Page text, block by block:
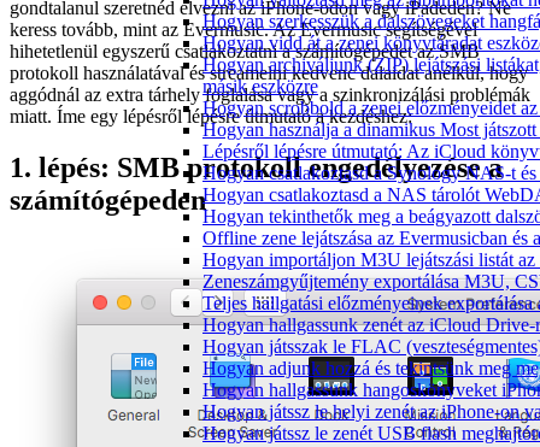
Hogyan szerkesszük a dalszövegeket
Hogyan vidd át a zenei könyvtáradat
Hogyan archiváljunk (ZIP) lejátszási
másik eszközre
Hogyan scrobbold a zenei előzményeidet
Hogyan használja a dinamikus Most
Lépésről lépésre útmutató: Az iCloud
Hogyan csatlakoztasd a Synology NAS-t
Hogyan csatlakoztasd a NAS tárolót
Hogyan tekinthetők meg a beágyazott
Offline zene lejátszása az Evermusicban
Hogyan importáljon M3U lejátszási listát az
Zeneszámgyűjtemény exportálása M3U,
Teljes hallgatási előzményeinek
Hogyan hallgassunk zenét az iCloud
Hogyan játsszak le FLAC
Hogyan adjunk hozzá és tekintsünk meg
Hogyan hallgassunk hangoskönyveket
Hogyan játssz le helyi zenét az iPhone-on
Hogyan játssz le zenét USB flash
gondtalanul szeretnéd élvezni az iPhone-odon vagy iPadeden? Ne
keress tovább, mint az Evermusic. Az Evermusic segítségével
hihetetlenül egyszerű csatlakoztatni a számítógépedet az SMB
protokoll használatával és streamelni kedvenc dalaidat anélkül, hogy
aggódnál az extra tárhely foglalása vagy a szinkronizálási problémák
miatt. Íme egy lépésről lépésre útmutató a kezdéshez:
1. lépés: SMB protokoll engedélyezése a
számítógépeden